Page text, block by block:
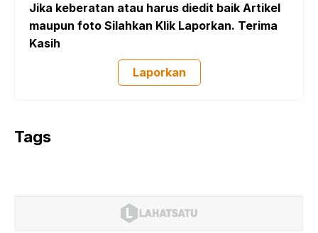
Jika keberatan atau harus diedit baik Artikel
maupun foto Silahkan Klik Laporkan. Terima
Kasih
Laporkan
Tags